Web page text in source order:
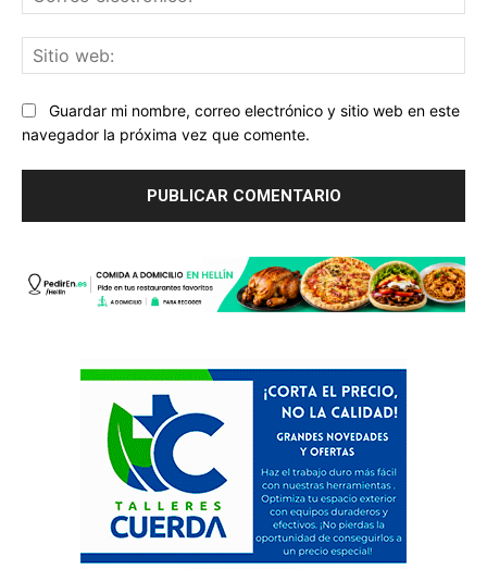
Guardar mi nombre, correo electrónico y sitio web en este
navegador la próxima vez que comente.